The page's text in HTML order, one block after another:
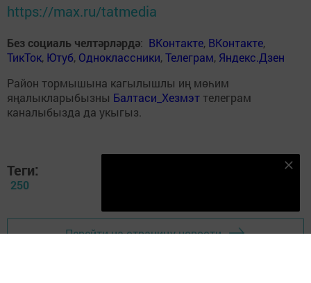
https://max.ru/tatmedia
Без социаль челтәрләрдә: ВКонтакте, ВКонтакте,
ТикТок, Ютуб, Одноклассники,Телеграм, Яндекс.Дзен
Район тормышына кагылышлы иң мөһим
яңалыкларыбызны Балтаси_Хезмэт телеграм
каналыбызда да укыгыз.
Теги:
250
Перейти на страницу новости